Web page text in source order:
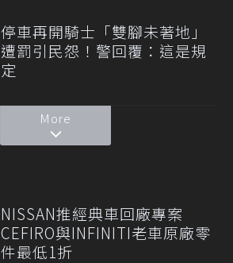
停車再開騎士「雙腳未著地」
遭罰引民怨！警回覆：這是規
定
More
NISSAN推經典車回廠專案
CEFIRO與INFINITI老車原廠零
件最低1折